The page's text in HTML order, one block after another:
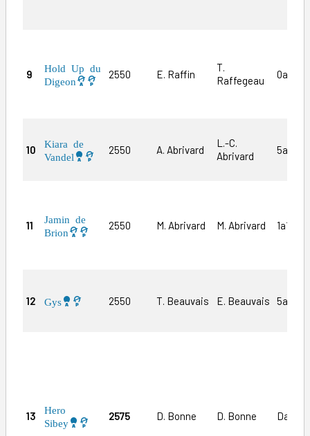
9
Hold Up du
Digeon
2550 E. Raffin
T.
Raffegeau
10
Kiara de
Vandel
2550 A. Abrivard
L.-C.
Abrivard
11
Jamin de
Brion
2550 M. Abrivard M. Abrivard
12 Gys 2550 T. Beauvais E. Beauvais
13
Hero
Sibey
2575 D. Bonne D. Bonne